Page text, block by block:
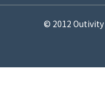
© 2012 Outivity